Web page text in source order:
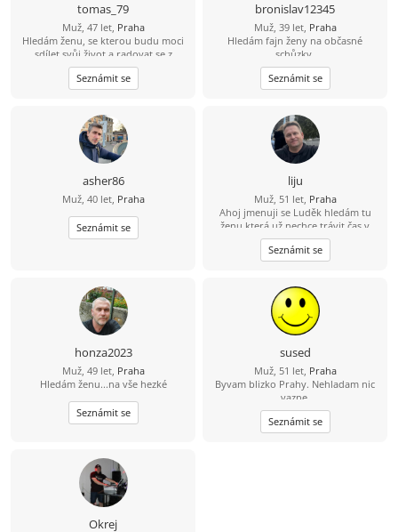
tomas_79
Muž, 47 let, Praha
Hledám ženu, se kterou budu moci
sdílet svůj život a radovat se z
každého nového dne v její
společnosti
Seznámit se
bronislav12345
Muž, 39 let, Praha
Hledám fajn ženy na občasné
schůzky.
Seznámit se
asher86
Muž, 40 let, Praha
Seznámit se
liju
Muž, 51 let, Praha
Ahoj jmenuji se Luděk hledám tu
ženu která už nechce trávit čas v
samotě život je krátký pojďme si ho
pořádně užít :-) .
Seznámit se
honza2023
Muž, 49 let, Praha
Hledám ženu...na vše hezké
Seznámit se
sused
Muž, 51 let, Praha
Byvam blizko Prahy. Nehladam nic
vazne.
Seznámit se
Okrej